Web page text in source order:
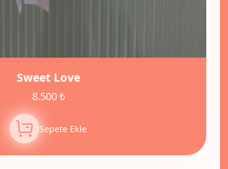
Sweet Love
8.500 ₺
Sepete Ekle